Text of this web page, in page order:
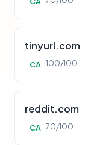
tinyurl.com
CA 100/100
reddit.com
CA 70/100